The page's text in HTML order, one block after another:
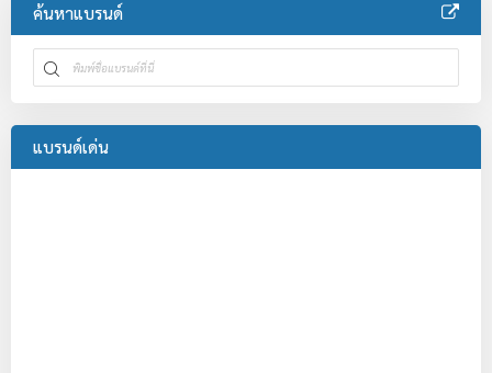
ค้นหาแบรนด์
แบรนด์เด่น